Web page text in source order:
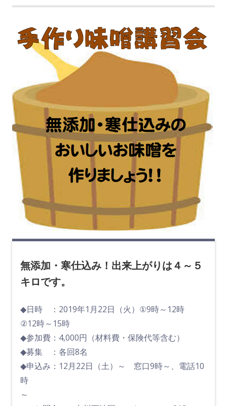
ン
ウ
で
す
無添加・寒仕込み！出来上がりは４～５
キロです。
◆日時 ：2019年1月22日（火）①9時～12時
②12時～15時
◆参加費：4,000円（材料費・保険代等含む）
◆募集 ：各回8名
◆申込み：12月22日（土）～ 窓口9時～、電話10
時
～